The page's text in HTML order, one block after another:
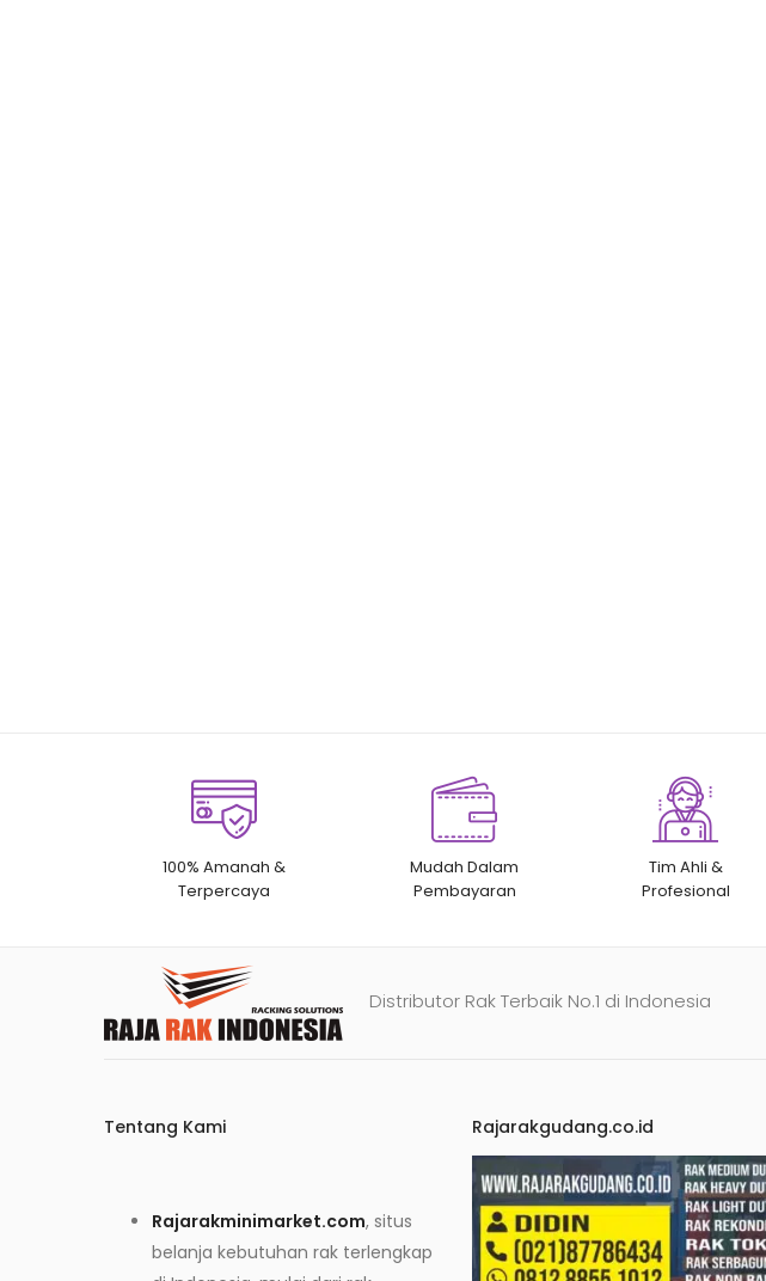
100% Amanah &
Terpercaya
Mudah Dalam
Pembayaran
Tim Ahli &
Profesional
Distributor Rak Terbaik No.1 di Indonesia
Tentang Kami
Rajarakminimarket.com, situs
belanja kebutuhan rak terlengkap
Rajarakgudang.co.id